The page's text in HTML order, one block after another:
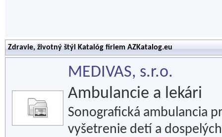
Zdravie, životný štýl Katalóg firiem AZKatalog.eu
MEDIVAS, s.r.o.
Ambulancie a lekári
Sonografická ambulancia
vyšetrenie detí a